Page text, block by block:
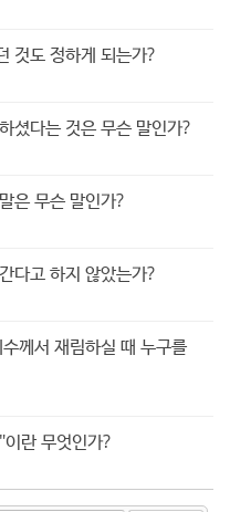
것도 정하게 되는가?
셨다는 것은 무슨 말인가?
은 무슨 말인가?
다고 하지 않았는가?
께서 재림하실 때 누구를
란 무엇인가?